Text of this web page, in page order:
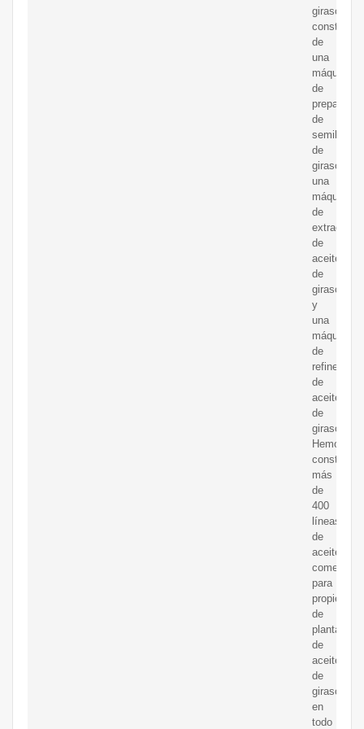
girasol
consta
de
una
máquina
de
de
semillas
de
girasol,
una
máquina
de
extracción
de
aceite
de
girasol
y
una
máquina
de
refinería
de
aceite
de
girasol.
Hemos
construido
más
de
400
líneas
de
aceite
comestible
para
de
plantas
de
aceite
de
girasol
en
todo